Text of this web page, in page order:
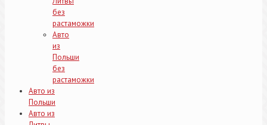
без
растаможки
Авто
из
Польши
без
растаможки
Авто из
Польши
Авто из